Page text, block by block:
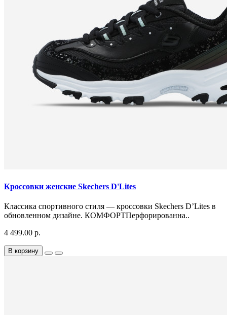
Кроссовки женские Skechers D'Lites
Классика спортивного стиля — кроссовки Skechers D’Lites в
обновленном дизайне. КОМФОРТПерфорированна..
4 499.00 р.
В корзину